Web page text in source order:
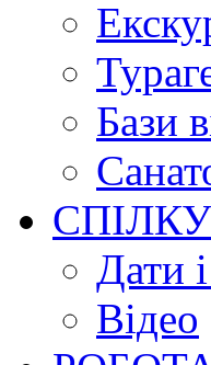
Бази
Дати
Відео